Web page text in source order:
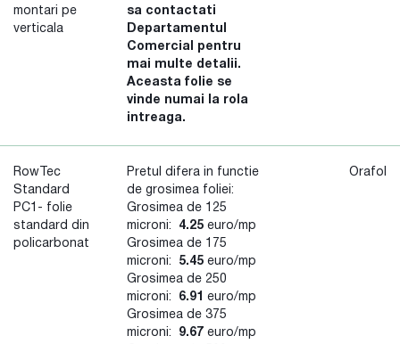
montari pe
verticala
sa contactati
Departamentul
Comercial pentru
mai multe detalii.
Aceasta folie se
vinde numai la rola
intreaga.
RowTec
Standard
PC1- folie
standard din
policarbonat
Pretul difera in functie
de grosimea foliei:
Grosimea de 125
microni: 4.25 euro/mp
Grosimea de 175
microni: 5.45 euro/mp
Grosimea de 250
microni: 6.91
euro/mp
Grosimea de 375
microni: 9.67 euro/mp
Orafol